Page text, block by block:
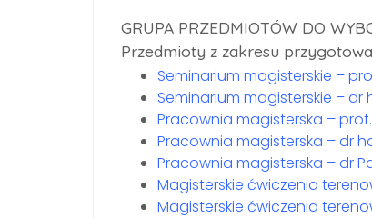
GRUPA PRZEDMIOTÓW DO
Przedmioty z zakresu
Seminarium magisterskie –
Seminarium magisterskie – dr
Pracownia magisterska –
Pracownia magisterska – dr
Pracownia magisterska – dr
Magisterskie ćwiczenia
Magisterskie ćwiczenia